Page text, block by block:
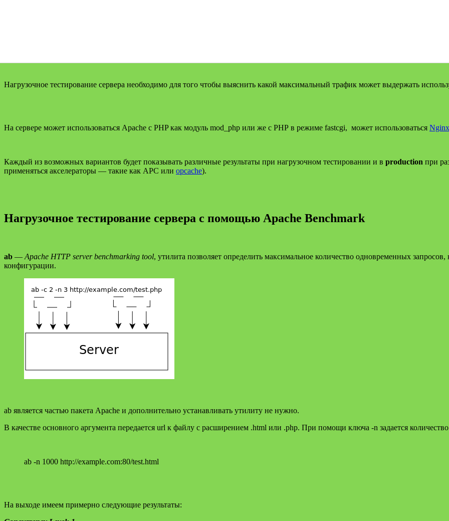
Нагрузочное тестирование сервера необходимо для того чтобы выяснить какой максимальный трафик может выдержать
На сервере может использоваться Apache с PHP как модуль mod_php или же с РНР в режиме fastcgi, может использоваться
Каждый из возможных вариантов будет показывать различные результаты при нагрузочном тестировании и в production при
применяться акселераторы — такие как APC или opcache).
Нагрузочное тестирование сервера с помощью Apache Benchmark
ab — Apache HTTP server benchmarking tool, утилита позволяет определить максимальное количество одновременных
конфигурации.
ab является частью пакета Apache и дополнительно устанавливать утилиту не нужно.
В качестве основного аргумента передается url к файлу с расширением .html или .php. При помощи ключа -n задается
ab -n 1000 http://example.com:80/test.html
На выходе имеем примерно следующие результаты: